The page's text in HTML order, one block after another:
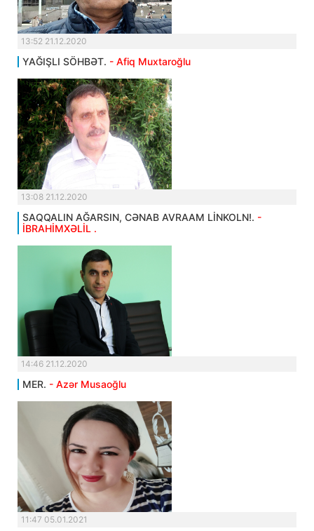
13:52 21.12.2020
YAĞIŞLI SÖHBƏT. - Afiq Muxtaroğlu
13:08 21.12.2020
SAQQALIN AĞARSIN, CƏNAB AVRAAM LİNKOLN!. -
İBRAHİMXƏLİL .
14:46 21.12.2020
MER. - Azər Musaoğlu
11:47 05.01.2021